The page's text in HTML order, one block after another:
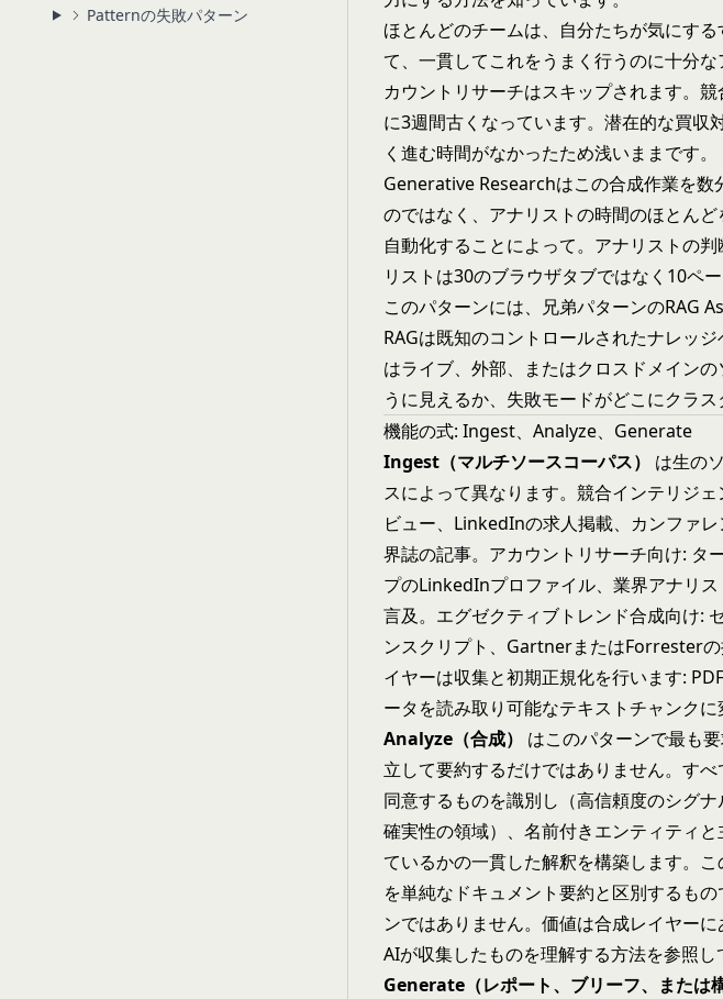
Patternの失敗パターン
ほとんどのチームは、自分たちが気にす
て、一貫してこれをうまく行うのに十分
カウントリサーチはスキップされます。
に3週間古くなっています。潜在的な買収
く進む時間がなかったため浅いままです。
Generative Researchはこの合成作業を数
のではなく、アナリストの時間のほとん
自動化することによって。アナリストの
リストは30のブラウザタブではなく10ペ
このパターンには、兄弟パターンのRAG
RAGは既知のコントロールされたナレッ
はライブ、外部、またはクロスドメイン
うに見えるか、失敗モードがどこにクラス
機能の式: Ingest、Analyze、Generate
Ingest（マルチソースコーパス）
は生の
スによって異なります。競合インテリジ
ビュー、LinkedInの求人掲載、カンファ
界誌の記事。アカウントリサーチ向け: タ
プのLinkedInプロファイル、業界アナリ
言及。エグゼクティブトレンド合成向け:
ンスクリプト、GartnerまたはForrester
イヤーは収集と初期正規化を行います:
ータを読み取り可能なテキストチャンクに
Analyze（合成）
はこのパターンで最も
立して要約するだけではありません。す
同意するものを識別し（高信頼度のシグ
確実性の領域）、名前付きエンティティ
ているかの一貫した解釈を構築します。
を単純なドキュメント要約と区別するも
ンではありません。価値は合成レイヤー
AIが収集したものを理解する方法を参照し
Generate（レポート、ブリーフ、または